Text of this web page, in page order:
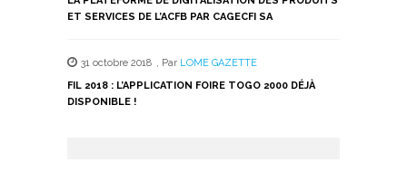
ET SERVICES DE L’ACFB PAR CAGECFI SA
31 octobre 2018 , Par LOME GAZETTE
FIL 2018 : L’APPLICATION FOIRE TOGO 2000 DÉJÀ
DISPONIBLE !